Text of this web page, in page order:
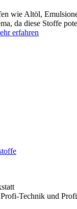
wie Altöl,
da diese Stoffe
erfahren
Technik und